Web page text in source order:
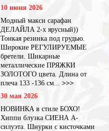
10 июня 2026
Модный макси сарафан
ДЕЛАЙЛА 2-х ярусный))
Тонкая резинка под грудью.
Широкие РЕГУЛИРУЕМЫЕ
бретели. Шикарные
металлические ПРЯЖКИ
ЗОЛОТОГО цвета. Длина от
плеча 133 -136 см... >>>
30 мая 2026
НОВИНКА в стиле БОХО!
Хиппи блузка СИЕНА А-
силуэта. Шнурки с кисточками